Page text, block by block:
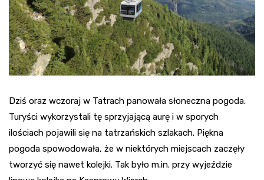
Dziś oraz wczoraj w Tatrach panowała słoneczna pogoda.
Turyści wykorzystali tę sprzyjającą aurę i w sporych
ilościach pojawili się na tatrzańskich szlakach. Piękna
pogoda spowodowała, że w niektórych miejscach zaczęły
tworzyć się nawet kolejki. Tak było m.in. przy wyjeździe